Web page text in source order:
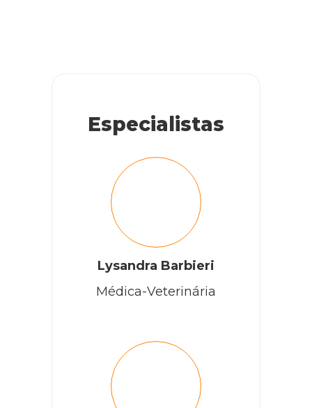
Especialistas
Lysandra Barbieri
Médica-Veterinária